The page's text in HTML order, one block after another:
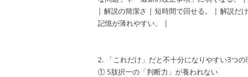
| 解説の簡潔さ | 短時間で回せる。 | 解説だ
記憶が薄れやすい。 |
2. 「これだけ」だと不十分になりやすい3つの
① 5肢択一の「判断力」が養われない